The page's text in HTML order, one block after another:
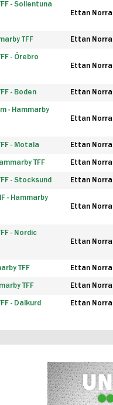
- Sollentuna
Ettan Norra
TFF Ettan Norra
- Örebro
Ettan Norra
- Boden Ettan Norra
- Hammarby
Ettan Norra
- Motala Ettan Norra
TFF Ettan Norra
- Stocksund Ettan Norra
- Hammarby
Ettan Norra
- Nordic
Ettan Norra
TFF Ettan Norra
TFF Ettan Norra
- Dalkurd Ettan Norra